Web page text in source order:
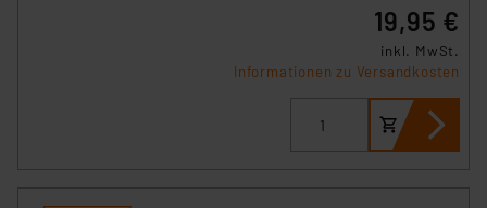
19,95 €
inkl. MwSt.
Informationen zu Versandkosten